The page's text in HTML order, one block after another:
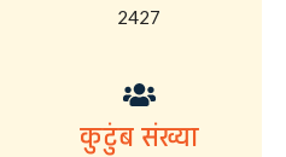
2427
कुटुंब संख्या